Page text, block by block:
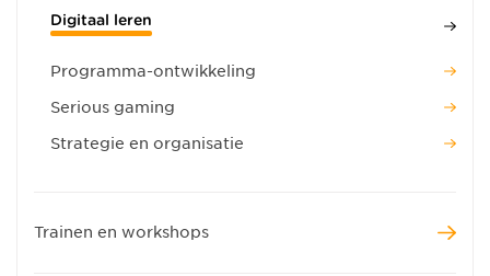
Digitaal leren
Programma-ontwikkeling
Serious gaming
Strategie en organisatie
Trainen en workshops